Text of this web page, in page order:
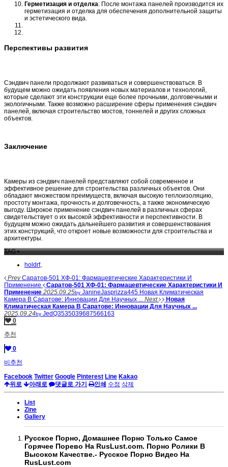
Герметизация и отделка: После монтажа панелей производится их
герметизация и отделка для обеспечения дополнительной защиты
и эстетического вида.
Перспективы развития
Сэндвич панели продолжают развиваться и совершенствоваться. В
будущем можно ожидать появления новых материалов и технологий,
которые сделают эти конструкции еще более прочными, долговечными и
экологичными. Также возможно расширение сферы применения сэндвич
панелей, включая строительство мостов, тоннелей и других сложных
объектов.
Заключение
Камеры из сэндвич панелей представляют собой современное и
эффективное решение для строительства различных объектов. Они
обладают множеством преимуществ, включая высокую теплоизоляцию,
простоту монтажа, прочность и долговечность, а также экономическую
выгоду. Широкое применение сэндвич панелей в различных сферах
свидетельствует о их высокой эффективности и перспективности. В
будущем можно ожидать дальнейшего развития и совершенствования
этих конструкций, что откроет новые возможности для строительства и
архитектуры.
TAG •
holdrf,
PrevСаратов-501 ХФ-01: Фармацевтические Характеристики И
Применение
Саратов-501 ХФ-01: Фармацевтические Характеристики И
Применение 2025.09.25by JanineJasprizza445 Новая Климатическая
Камера В Саратове: Инновации Для Научных ... Next
Новая
Климатическая Камера В Саратове: Инновации Для Научных ...
2025.09.24by JedQ3535039687566163
0
추천
0
비추천
Facebook Twitter Google Pinterest Line Kakao
위로
아래로 댓글로 가기 인쇄 수정 삭제
List
Zine
Gallery
Русское Порно, Домашнее Порно Только Самое
Горячее Порево На RusLust.com. Порно Ролики В
Высоком Качестве.- Русское Порно Видео На
RusLust.com